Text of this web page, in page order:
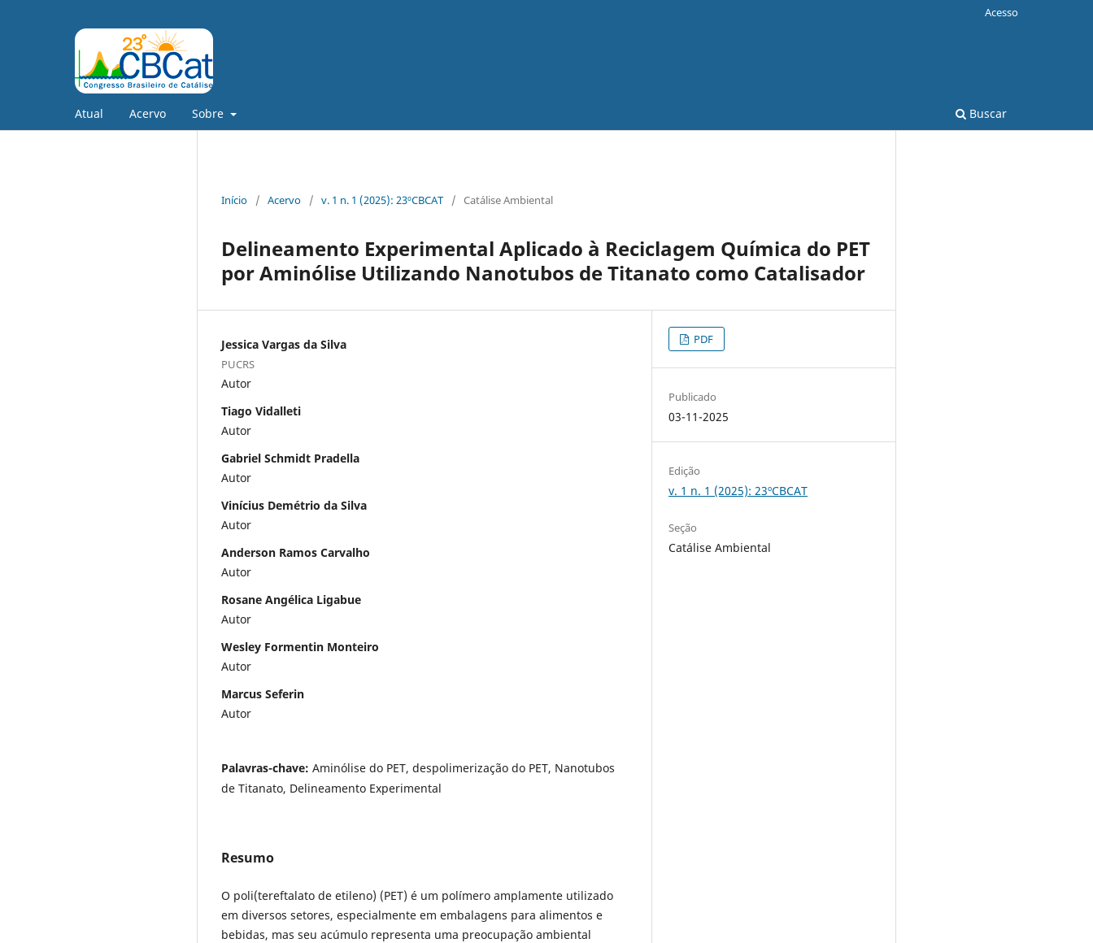
Atual Acervo Sobre Buscar
Acesso
Início / Acervo / v. 1 n. 1 (2025): 23ºCBCAT / Catálise Ambiental
Delineamento Experimental Aplicado à Reciclagem Química do PET
por Aminólise Utilizando Nanotubos de Titanato como Catalisador
Jessica Vargas da Silva
PUCRS
Autor
Tiago Vidalleti
Autor
Gabriel Schmidt Pradella
Autor
Vinícius Demétrio da Silva
Autor
Anderson Ramos Carvalho
Autor
Rosane Angélica Ligabue
Autor
Wesley Formentin Monteiro
Autor
Marcus Seferin
Autor
Palavras-chave: Aminólise do PET, despolimerização do PET, Nanotubos
de Titanato, Delineamento Experimental
Resumo
O poli(tereftalato de etileno) (PET) é um polímero amplamente utilizado
em diversos setores, especialmente em embalagens para alimentos e
bebidas, mas seu acúmulo representa uma preocupação ambiental
PDF
Publicado
03-11-2025
Edição
v. 1 n. 1 (2025): 23ºCBCAT
Seção
Catálise Ambiental